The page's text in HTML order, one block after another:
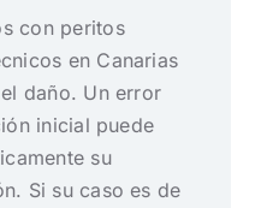
con peritos
en Canarias
daño. Un error
inicial puede
su
Si su caso es de